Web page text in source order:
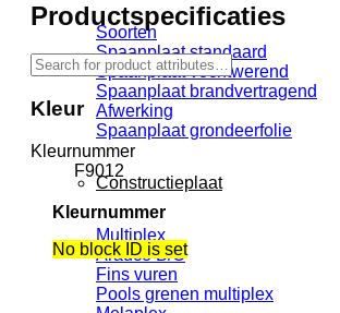
Soorten
Spaanplaat standaard
Spaanplaat vochtwerend
Spaanplaat brandvertragend
Afwerking
Spaanplaat grondeerfolie
Constructieplaat
Multiplex
Arauco B/C
Fins vuren
Pools grenen multiplex
Productspecificaties
Kleur
Kleurnummer
F9012
Kleurnummer
No block ID is set